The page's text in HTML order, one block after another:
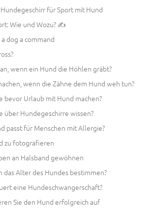
für Sport mit Hund
Wie und Wozu? ✍
dog a command
wenn ein Hund die Höhlen gräbt?
wenn die Zähne dem Hund weh tun?
bevor Urlaub mit Hund machen?
über Hundegeschirre wissen?
passt für Menschen mit Allergie?
zu fotografieren
an Halsband gewöhnen
das Alter des Hundes bestimmen?
eine Hundeschwangerschaft?
Sie den Hund erfolgreich auf